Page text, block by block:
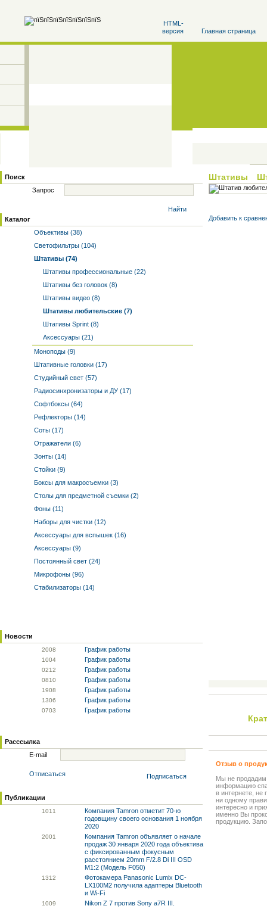
HTML-
версия
Главная страница
Поиск
Запрос
Найти
Каталог
Объективы (38)
Светофильтры (104)
Штативы (74)
Штативы профессиональные (22)
Штативы без головок (8)
Штативы видео (8)
Штативы любительские (7)
Штативы Sprint (8)
Аксессуары (21)
Моноподы (9)
Штативные головки (17)
Студийный свет (57)
Радиосинхронизаторы и ДУ (17)
Софтбоксы (64)
Рефлекторы (14)
Соты (17)
Отражатели (6)
Зонты (14)
Стойки (9)
Боксы для макросъемки (3)
Столы для предметной съемки (2)
Фоны (11)
Наборы для чистки (12)
Аксессуары для вспышек (16)
Аксессуары (9)
Постоянный свет (24)
Микрофоны (96)
Стабилизаторы (14)
Новости
2008 График работы
1004 График работы
0212 График работы
0810 График работы
1908 График работы
1306 График работы
0703 График работы
Расссылка
E-mail
Отписаться Подписаться
Публикации
1011
Компания Tamron отметит 70-ю
годовщину своего основания 1 ноября
2020
2001
Компания Tamron объявляет о начале
продаж 30 января 2020 года объектива
с фиксированным фокусным
расстоянием 20mm F/2.8 Di III OSD
M1:2 (Модель F050)
1312
Фотокамера Panasonic Lumix DC-
LX100M2 получила адаптеры Bluetooth
и Wi-Fi
1009 Nikon Z 7 против Sony a7R III.
Штативы
Добавить к
Отзыв о
Мы не
информацию
в интернете, не
ни одному
интересно и
именно Вы
продукцию.